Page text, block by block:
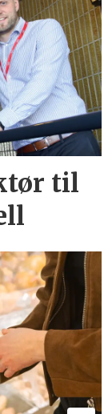
til